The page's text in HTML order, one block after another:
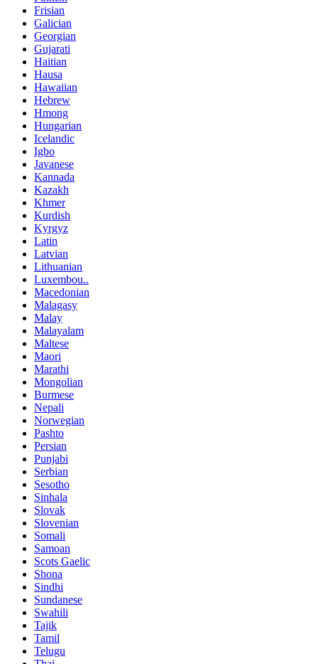
Frisian
Galician
Georgian
Gujarati
Haitian
Hausa
Hawaiian
Hebrew
Hmong
Hungarian
Icelandic
Igbo
Javanese
Kannada
Kazakh
Khmer
Kurdish
Kyrgyz
Latin
Latvian
Lithuanian
Luxembou..
Macedonian
Malagasy
Malay
Malayalam
Maltese
Maori
Marathi
Mongolian
Burmese
Nepali
Norwegian
Pashto
Persian
Punjabi
Serbian
Sesotho
Sinhala
Slovak
Slovenian
Somali
Samoan
Scots Gaelic
Shona
Sindhi
Sundanese
Swahili
Tajik
Tamil
Telugu